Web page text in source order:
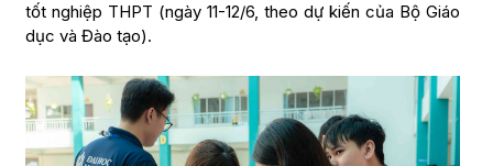
tốt nghiệp THPT (ngày 11-12/6, theo dự kiến của Bộ Giáo
dục và Đào tạo).